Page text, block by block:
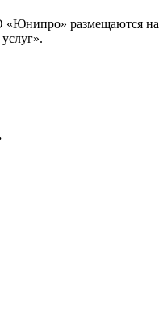
«Юнипро» размещаются на